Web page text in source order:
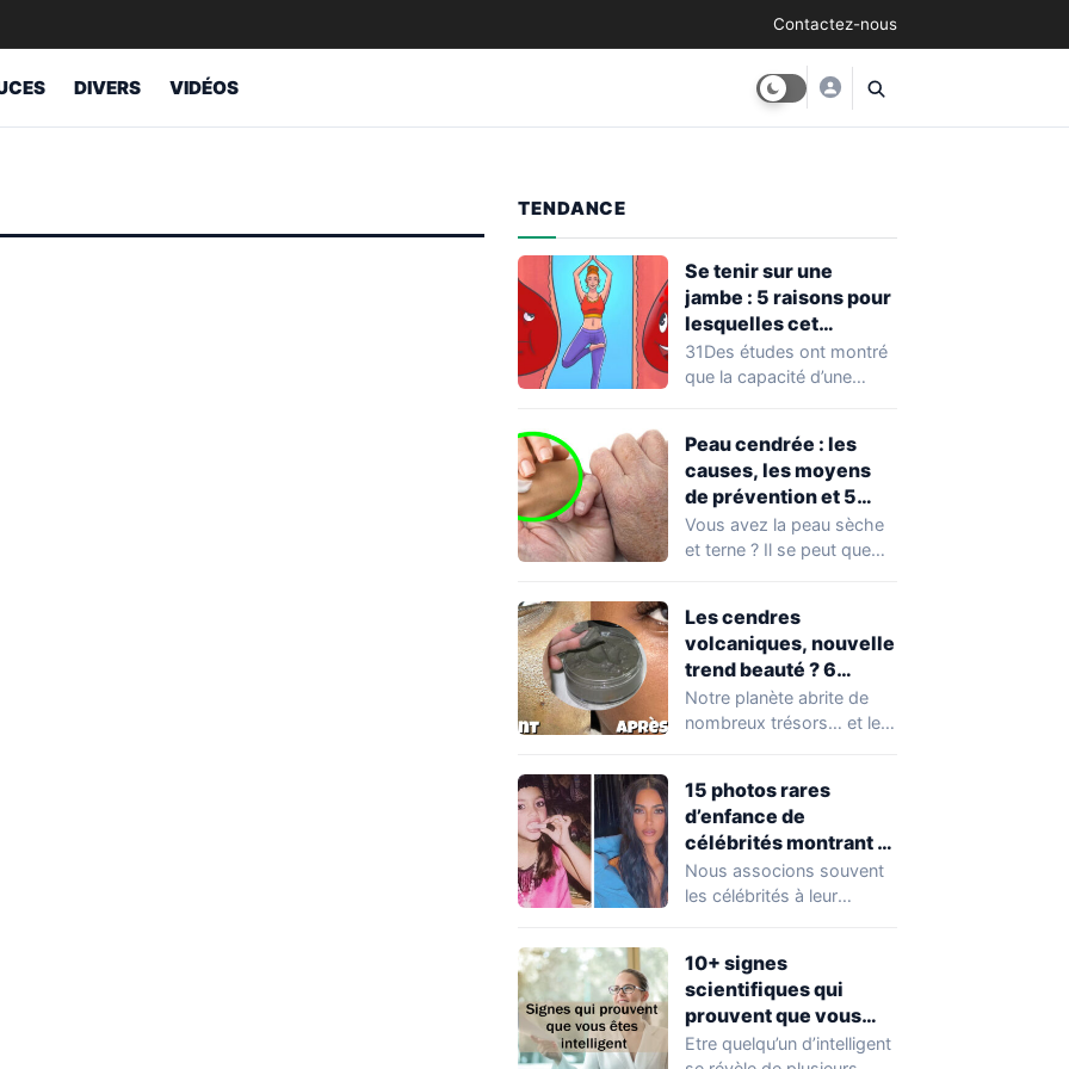
Contactez-nous
DIVERS VIDÉOS
TENDANCE
Se tenir sur une
jambe : 5 raisons pour
lesquelles cet
exercice équivaut à
une véritable séance
31Des études ont montré
que la capacité d’une
Peau cendrée : les
causes, les moyens
de prévention et 5
façons de la traiter
Vous avez la peau sèche
et terne ? Il se peut que
Les cendres
volcaniques, nouvelle
trend beauté ? 6
avantages pour la
peau à connaître
Notre planète abrite de
nombreux trésors… et les
15 photos rares
d’enfance de
célébrités montrant à
quel point elles ont
changé au fil du temps
Nous associons souvent
les célébrités à leur
10+ signes
scientifiques qui
prouvent que vous
êtes plus intelligent
Etre quelqu’un d’intelligent